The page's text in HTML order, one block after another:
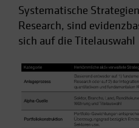
Systematische
Research, sind
sich auf die Titelauswahl